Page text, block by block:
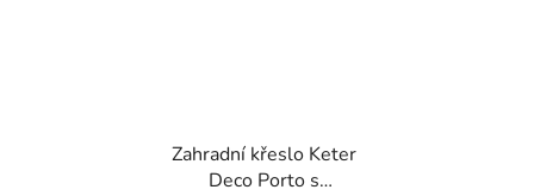
Zahradní křeslo Keter
Deco Porto s